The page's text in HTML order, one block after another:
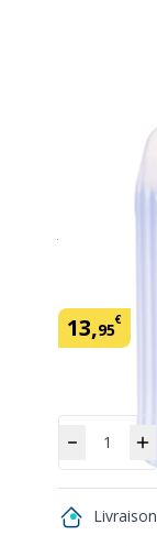
13,95€